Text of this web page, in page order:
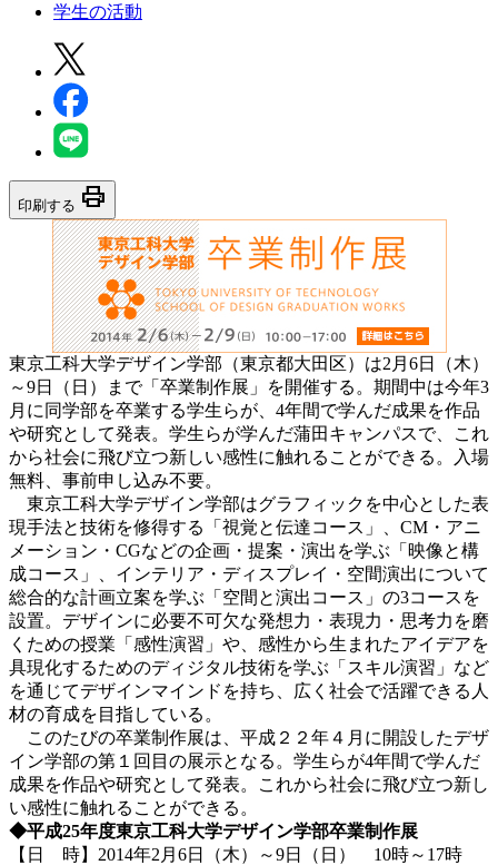
学生の活動
印刷する print
東京工科大学デザイン学部（東京都大田区）は2月6日（木）
～9日（日）まで「卒業制作展」を開催する。期間中は今年3
月に同学部を卒業する学生らが、4年間で学んだ成果を作品
や研究として発表。学生らが学んだ蒲田キャンパスで、これ
から社会に飛び立つ新しい感性に触れることができる。入場
無料、事前申し込み不要。
東京工科大学デザイン学部はグラフィックを中心とした表
現手法と技術を修得する「視覚と伝達コース」、CM・アニ
メーション・CGなどの企画・提案・演出を学ぶ「映像と構
成コース」、インテリア・ディスプレイ・空間演出について
総合的な計画立案を学ぶ「空間と演出コース」の3コースを
設置。デザインに必要不可欠な発想力・表現力・思考力を磨
くための授業「感性演習」や、感性から生まれたアイデアを
具現化するためのディジタル技術を学ぶ「スキル演習」など
を通じてデザインマインドを持ち、広く社会で活躍できる人
材の育成を目指している。
このたびの卒業制作展は、平成２２年４月に開設したデザ
イン学部の第１回目の展示となる。学生らが4年間で学んだ
成果を作品や研究として発表。これから社会に飛び立つ新し
い感性に触れることができる。
◆平成25年度東京工科大学デザイン学部卒業制作展
【日 時】2014年2月6日（木）～9日（日） 10時～17時